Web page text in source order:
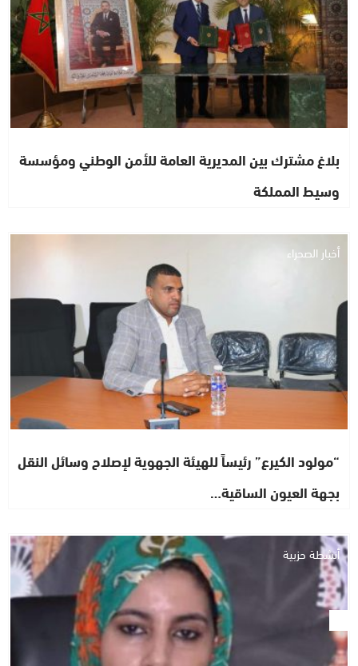
بلاغ مشترك بين المديرية العامة للأمن الوطني ومؤسسة
وسيط المملكة
أخبار الصحراء
“مولود الكيرع” رئيساً للهيئة الجهوية لإصلاح وسائل النقل
بجهة العيون الساقية…
أنشطة حزبية